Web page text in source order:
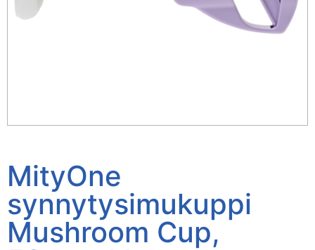
MityOne
synnytysimukuppi
Mushroom Cup,